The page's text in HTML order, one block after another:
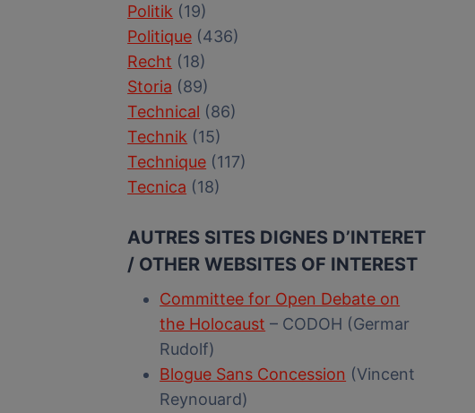
Politik (19)
Politique (436)
Recht (18)
Storia (89)
Technical (86)
Technik (15)
Technique (117)
Tecnica (18)
AUTRES SITES DIGNES D’INTERET
/ OTHER WEBSITES OF INTEREST
Committee for Open Debate on
the Holocaust – CODOH (Germar
Rudolf)
Blogue Sans Concession (Vincent
Reynouard)